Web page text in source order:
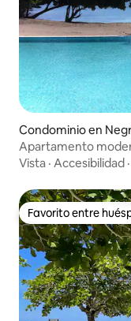
Condominio en
Apartamento
Vista · Accesibilidad ·
Favorito entre
Favorito entre